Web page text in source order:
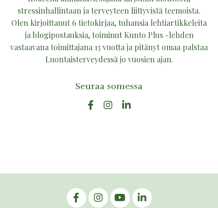
stressinhallintaan ja terveyteen liittyvistä teemoista.
Olen kirjoittanut 6 tietokirjaa, tuhansia lehtiartikkeleita
ja blogipostauksia, toiminut Kunto Plus -lehden
vastaavana toimittajana 13 vuotta ja pitänyt omaa palstaa
Luontaisterveydessä jo vuosien ajan.
Seuraa somessa